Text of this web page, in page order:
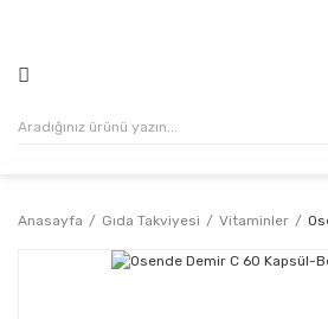
Anasayfa Gıda Takviyesi Vitaminler